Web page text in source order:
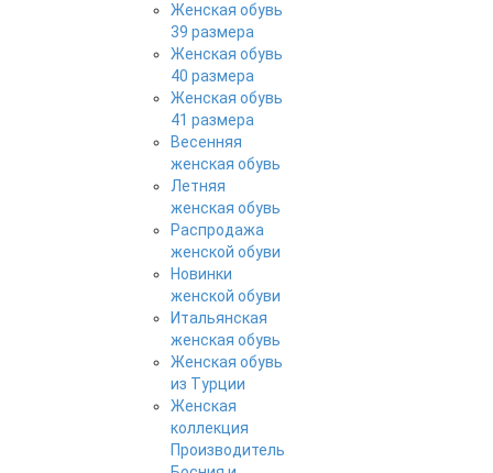
Женская обувь
39 размера
Женская обувь
40 размера
Женская обувь
41 размера
Весенняя
женская обувь
Летняя
женская обувь
Распродажа
женской обуви
Новинки
женской обуви
Итальянская
женская обувь
Женская обувь
из Турции
Женская
коллекция
Производитель